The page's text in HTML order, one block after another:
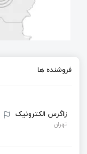
برد Waveshare ESP32-P4-NANO مجهز به اترنت، وایفای 6، بلوتوث 5، رابط کاربری دوربین و نمایشگر MIPI و هدر GPIO
فروشنده ها
زاگرس الکترونیک
تهران